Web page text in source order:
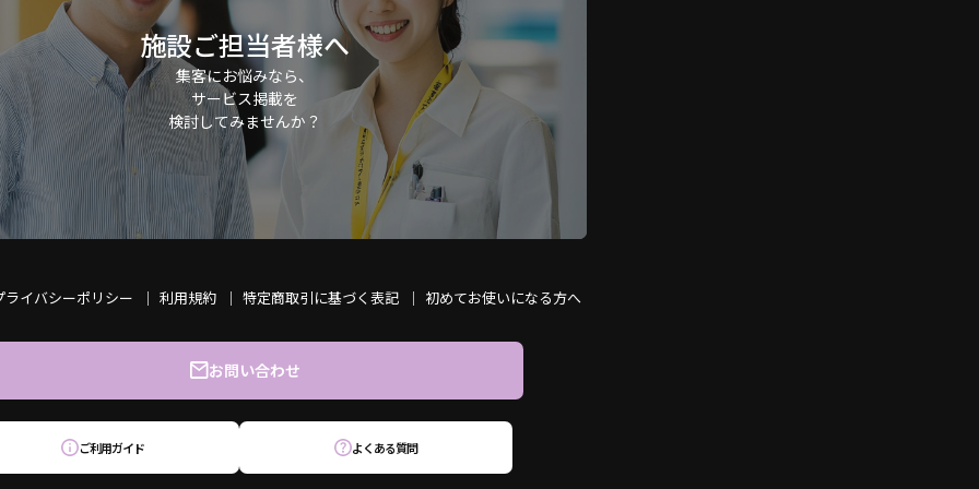
施設ご担当者様へ
集客にお悩みなら、
サービス掲載を
検討してみませんか？
ライバシーポリシー 利用規約 特定商取引に基づく表記 初めてお使いになる方へ
お問い合わせ
ご利用ガイド よくある質問